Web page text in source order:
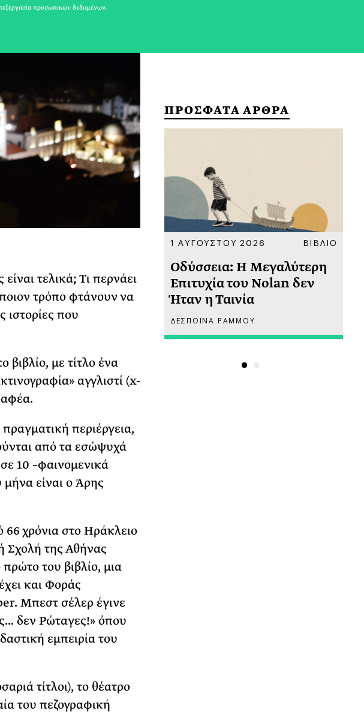
τελικά; Τι περνάει
τρόπο φτάνουν να
ιστορίες που
με τίτλο ένα
αγγλιστί (x-
περιέργεια,
από τα εσώψυχά
10 –φαινομενικά
είναι ο Άρης
χρόνια στο Ηράκλειο
Σχολή της Αθήνας
του βιβλίο, μια
και Φοράς
Μπεστ σέλερ έγινε
δεν Ρώταγες!» όπου
εμπειρία του
τίτλοι), το θέατρο
του πεζογραφική
ΠΡΟΣΦΑΤΑ ΑΡΘΡΑ
πριν
Αρχίσει
ΣΠΥΡΟΥ
1 ΑΥΓΟΥΣΤΟΥ 2026 ΒΙΒΛΙΟ
Οδύσσεια: Η Μεγαλύτερη
Επιτυχία του Nolan δεν
Ήταν η Ταινία
ΔΕΣΠΟΙΝΑ ΡΑΜΜΟΥ
προσωπικών δεδομένων.